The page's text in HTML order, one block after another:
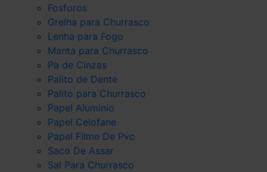
Fosforos
Grelha para Churrasco
Lenha para Fogo
Manta para Churrasco
Pa de Cinzas
Palito de Dente
Palito para Churrasco
Papel Aluminio
Papel Celofane
Papel Filme De Pvc
Saco De Assar
Sal Para Churrasco